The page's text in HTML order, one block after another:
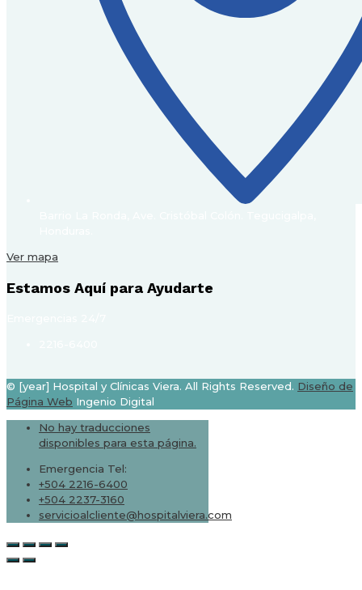
Ver mapa
Estamos Aquí para Ayudarte
© [year] Hospital y Clínicas Viera. All Rights Reserved. Diseño de
Página Web Ingenio Digital
No hay traducciones
disponibles para esta página.
Emergencia Tel:
+504 2216-6400
+504 2237-3160
servicioalcliente@hospitalviera.com